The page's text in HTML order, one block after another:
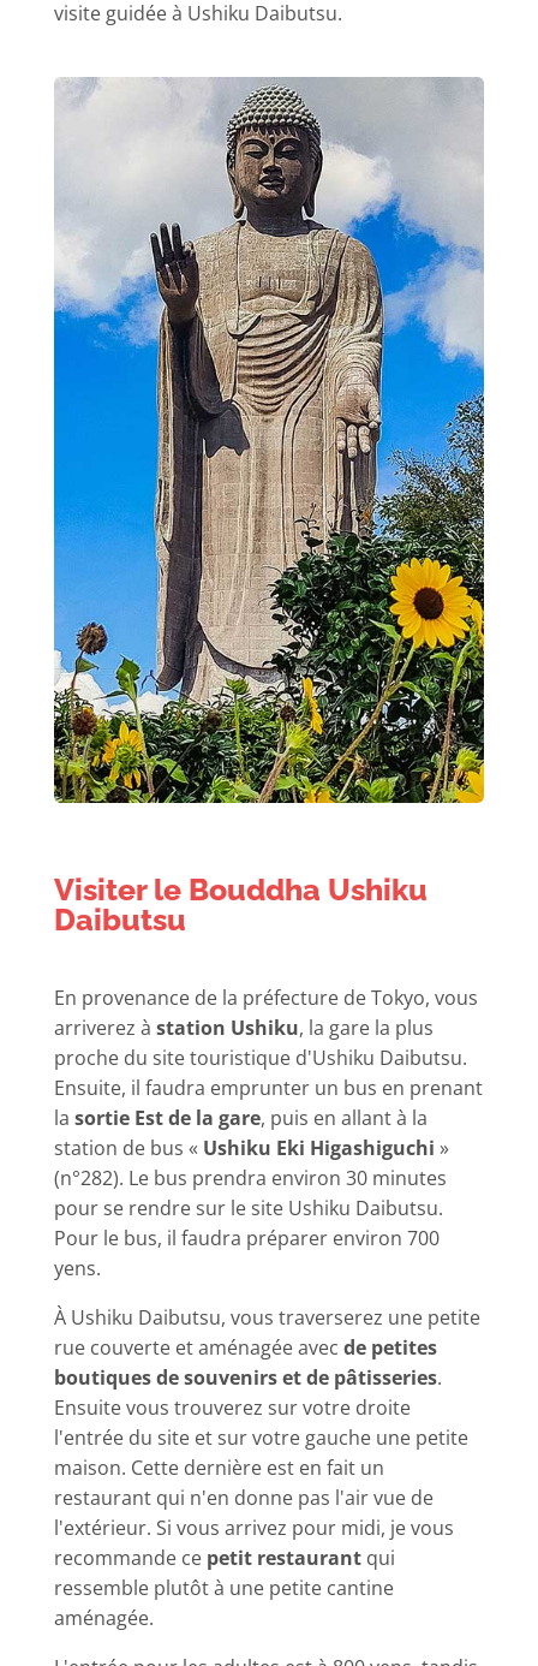
visite guidée à Ushiku Daibutsu.
Visiter le Bouddha Ushiku
Daibutsu
En provenance de la préfecture de Tokyo, vous
arriverez à station Ushiku, la gare la plus
proche du site touristique d'Ushiku Daibutsu.
Ensuite, il faudra emprunter un bus en prenant
la sortie Est de la gare, puis en allant à la
station de bus « Ushiku Eki Higashiguchi »
(n°282). Le bus prendra environ 30 minutes
pour se rendre sur le site Ushiku Daibutsu.
Pour le bus, il faudra préparer environ 700
yens.
À Ushiku Daibutsu, vous traverserez une petite
rue couverte et aménagée avec de petites
boutiques de souvenirs et de pâtisseries.
Ensuite vous trouverez sur votre droite
l'entrée du site et sur votre gauche une petite
maison. Cette dernière est en fait un
restaurant qui n'en donne pas l'air vue de
l'extérieur. Si vous arrivez pour midi, je vous
recommande ce petit restaurantqui
ressemble plutôt à une petite cantine
aménagée.